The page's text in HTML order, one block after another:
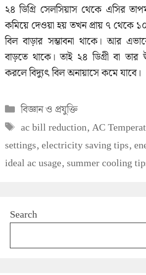
২৪ ডিগ্রি সেলসিয়াস থেকে এসির
কমিয়ে দেওয়া হয় তখন প্রায় ৭ থেকে
বিল বাড়ার সম্ভাবনা থাকে। আর
বাড়তে থাকে। তাই ২৪ ডিগ্রী বা তার
করলে বিদ্যুৎ বিল অনায়াসে কমে যাবে।
Categories
বিজ্ঞান ও প্রযুক্তি
Tags
ac bill reduction,AC
settings,electricity saving tips,
ideal ac usage,summer cooling
Search